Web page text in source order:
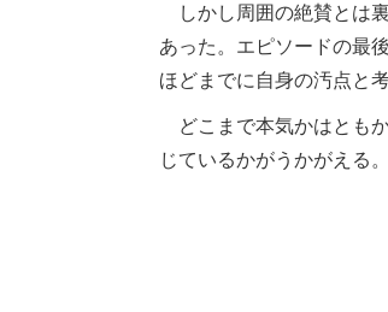
しかし周囲の絶賛とは
あった。エピソードの最
ほどまでに自身の汚点と
どこまで本気かはとも
じているかがうかがえる。